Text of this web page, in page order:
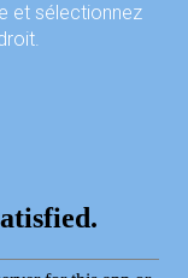
et sélectionnez